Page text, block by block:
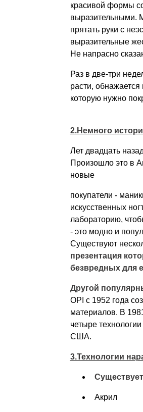
красивой формы
выразительными.
прятать руки с
выразительные
Не напрасно
Раз в две-три
расти,
которую нужно
2.Немного
Лет двадцать
Произошло это в
новые
покупатели -
искусственных
лабораторию,
- это модно и
Существуют
презентация
безвредных для
Другой
OPI c 1952 года
материалов. В
четыре
США.
3.Технологии
Акрил